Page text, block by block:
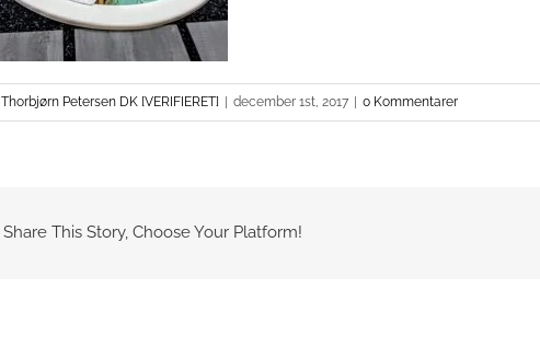
Thorbjørn Petersen DK [VERIFIERET] december 1st, 2017 0 Kommentarer
Share This Story, Choose Your Platform!